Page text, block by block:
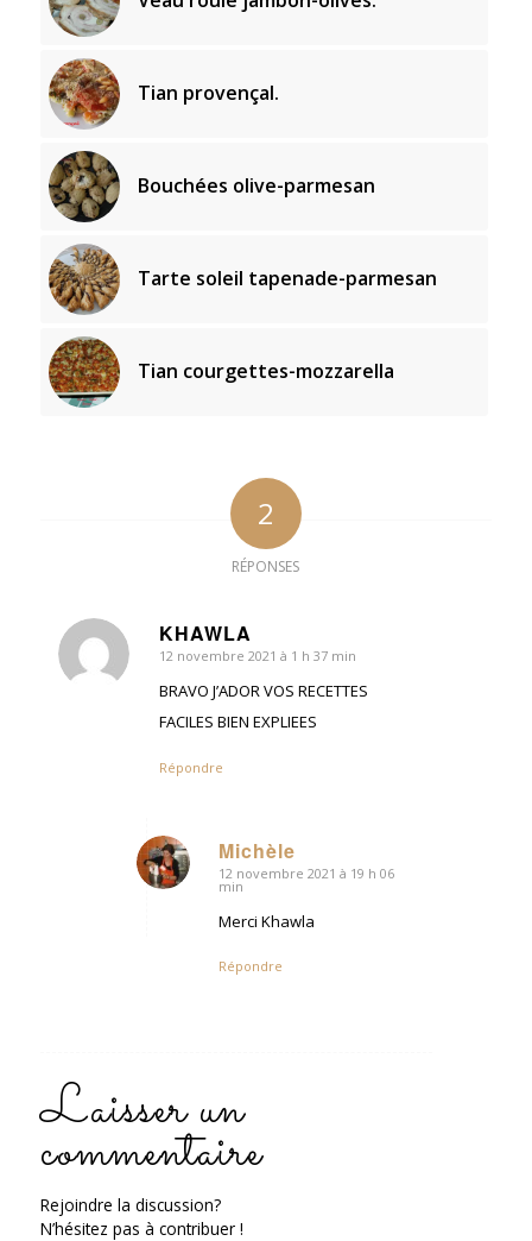
Tian provençal.
Bouchées olive-parmesan
Tarte soleil tapenade-parmesan
Tian courgettes-mozzarella
2
RÉPONSES
KHAWLA
dit
12 novembre 2021 à 1 h 37 min
BRAVO J’ADOR VOS RECETTES
FACILES BIEN EXPLIEES
Répondre
Michèle
dit
12 novembre 2021 à 19 h 06
min
Merci Khawla
Répondre
Laisser un
commentaire
Rejoindre la discussion?
N’hésitez pas à contribuer !